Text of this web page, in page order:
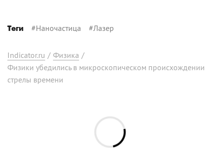
Теги #Наночастица #Лазер
Indicator.ru / Физика /
Физики убедились в микроскопическом происхождении
стрелы времени